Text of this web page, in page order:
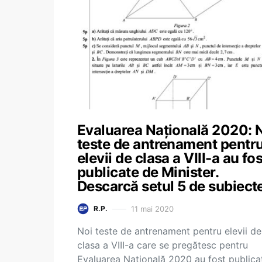
Evaluarea Națională 2020:
teste de antrenament
elevii de clasa a VIII-a au
publicate de Minister.
Descarcă setul 5 de
R.P. 11 mai 2020
Noi teste de antrenament pentru elevii de
clasa a VIII-a care se pregătesc pentru
Evaluarea Națională 2020 au fost